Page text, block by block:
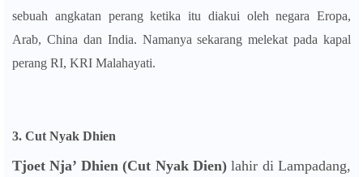
sebuah angkatan perang ketika itu diakui oleh negara Eropa,
Arab, China dan India. Namanya sekarang melekat pada kapal
perang RI, KRI Malahayati.
3. Cut Nyak Dhien
Tjoet Nja’ Dhien (Cut Nyak Dien)lahir di Lampadang,